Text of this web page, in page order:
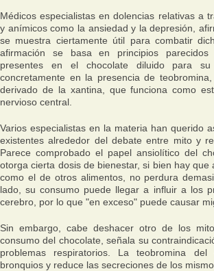
Médicos especialistas en dolencias relativas a
y anímicos como la ansiedad y la depresión,
se muestra ciertamente útil para combatir
afirmación se basa en principios
presentes en el chocolate diluido para su
concretamente en la presencia de
derivado de la xantina, que funciona como
nervioso central.
Varios especialistas en la materia han querido
existentes alrededor del debate entre mito y
Parece comprobado el papel ansiolítico del
otorga cierta dosis de bienestar, si bien hay que
como el de otros alimentos, no perdura
lado, su consumo puede llegar a influir a los
cerebro, por lo que "en exceso" puede causar
Sin embargo, cabe deshacer otro de los
consumo del chocolate, señala su
problemas respiratorios. La teobromina
bronquios y reduce las secreciones de los